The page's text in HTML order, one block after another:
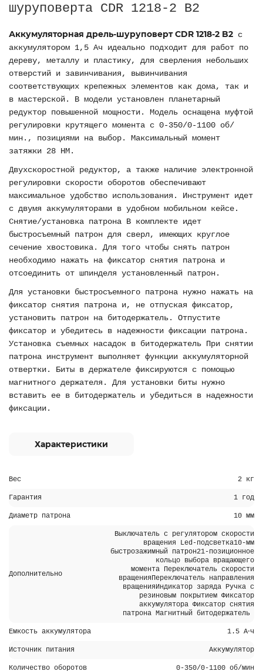
шуруповерта CDR 1218-2 B2
Аккумуляторная дрель-шуруповерт CDR 1218-2 B2 с
аккумулятором 1,5 Ач идеально подходит для работ по
дереву, металлу и пластику, для сверления небольших
отверстий и завинчивания, вывинчивания
соответствующих крепежных элементов как дома, так и
в мастерской. В модели установлен планетарный
редуктор повышенной мощности. Модель оснащена муфтой
регулировки крутящего момента с 0-350/0-1100 об/
мин., позициями на выбор. Максимальный момент
затяжки 28 НМ.
Двухскоростной редуктор, а также наличие электронной
регулировки скорости оборотов обеспечивают
максимальное удобство использования. Инструмент идет
с двумя аккумуляторами в удобном мобильном кейсе.
Снятие/установка патрона В комплекте идет
быстросъемный патрон для сверл, имеющих круглое
сечение хвостовика. Для того чтобы снять патрон
необходимо нажать на фиксатор снятия патрона и
отсоединить от шпинделя установленный патрон.
Для установки быстросъемного патрона нужно нажать на
фиксатор снятия патрона и, не отпуская фиксатор,
установить патрон на битодержатель. Отпустите
фиксатор и убедитесь в надежности фиксации патрона.
Установка съемных насадок в битодержатель При снятии
патрона инструмент выполняет функции аккумуляторной
отвертки. Биты в держателе фиксируются с помощью
магнитного держателя. Для установки биты нужно
вставить ее в битодержатель и убедиться в надежности
фиксации.
Характеристики
Вес 2 кг
Гарантия 1 год
Диаметр патрона 10 мм
Дополнительно
Выключатель с регулятором скорости
вращения Led-подсветка10-мм
быстрозажимный патрон21-позиционное
кольцо выбора вращающего
момента Переключатель скорости
вращенияПереключатель направления
вращенияИндикатор заряда Ручка с
резиновым покрытием Фиксатор
аккумулятора Фиксатор снятия
патрона Магнитный битодержатель
Емкость аккумулятора 1.5 А⋅ч
Источник питания Аккумулятор
Количество оборотов 0-350/0-1100 об/мин